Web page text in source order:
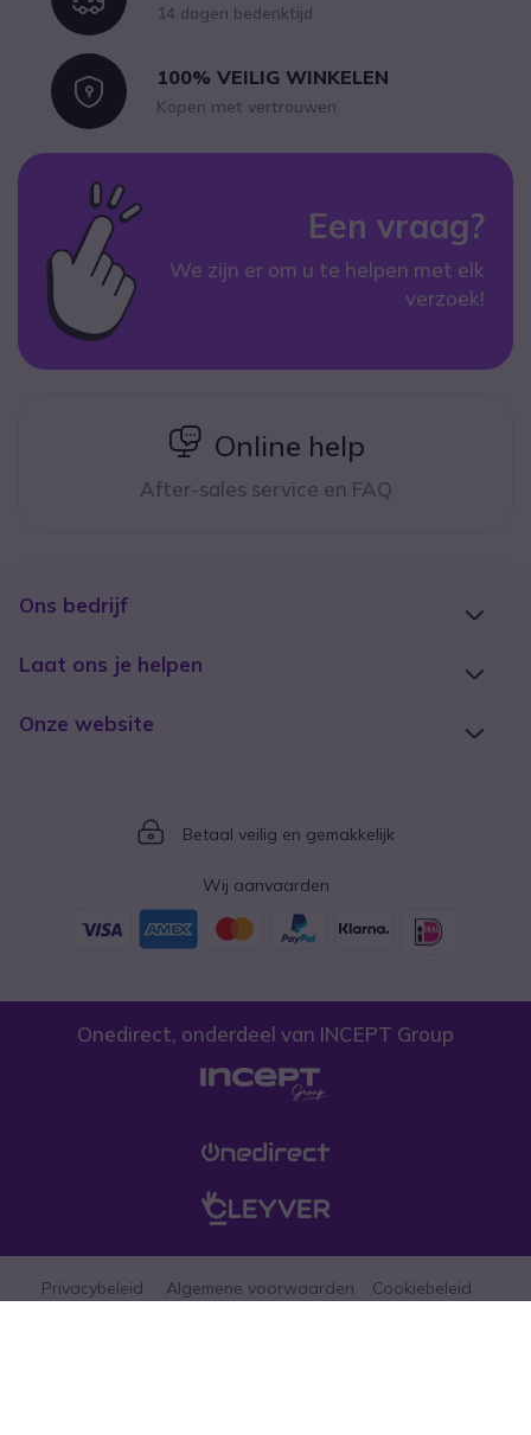
14 dagen bedenktijd
Icon100% VEILIG WINKELEN
Kopen met vertrouwen
Een vraag?
We zijn er om u te helpen met elk
verzoek!
icon
Online help
After-sales service en FAQ
Ons bedrijf
Laat ons je helpen
Onze website
Icon
Betaal veilig en gemakkelijk
Wij aanvaarden
Onedirect, onderdeel van INCEPT Group
Privacybeleid Algemene voorwaarden Cookiebeleid